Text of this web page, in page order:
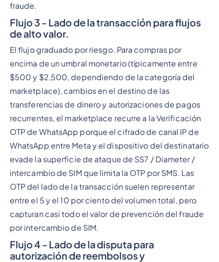
fraude.
Flujo 3 - Lado de la transacción para flujos
de alto valor.
El flujo graduado por riesgo. Para compras por
encima de un umbral monetario (típicamente entre
$500 y $2,500, dependiendo de la categoría del
marketplace), cambios en el destino de las
transferencias de dinero y autorizaciones de pagos
recurrentes, el marketplace recurre a la Verificación
OTP de WhatsApp porque el cifrado de canal IP de
WhatsApp entre Meta y el dispositivo del destinatario
evade la superficie de ataque de SS7 / Diameter /
intercambio de SIM que limita la OTP por SMS. Las
OTP del lado de la transacción suelen representar
entre el 5 y el 10 por ciento del volumen total, pero
capturan casi todo el valor de prevención del fraude
por intercambio de SIM.
Flujo 4 - Lado de la disputa para
autorización de reembolsos y